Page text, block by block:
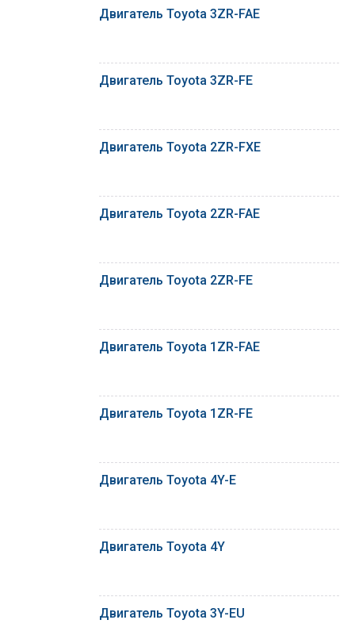
Двигатель Toyota 3ZR-FAE
Двигатель Toyota 3ZR-FE
Двигатель Toyota 2ZR-FXE
Двигатель Toyota 2ZR-FAE
Двигатель Toyota 2ZR-FE
Двигатель Toyota 1ZR-FAE
Двигатель Toyota 1ZR-FE
Двигатель Toyota 4Y-E
Двигатель Toyota 4Y
Двигатель Toyota 3Y-EU